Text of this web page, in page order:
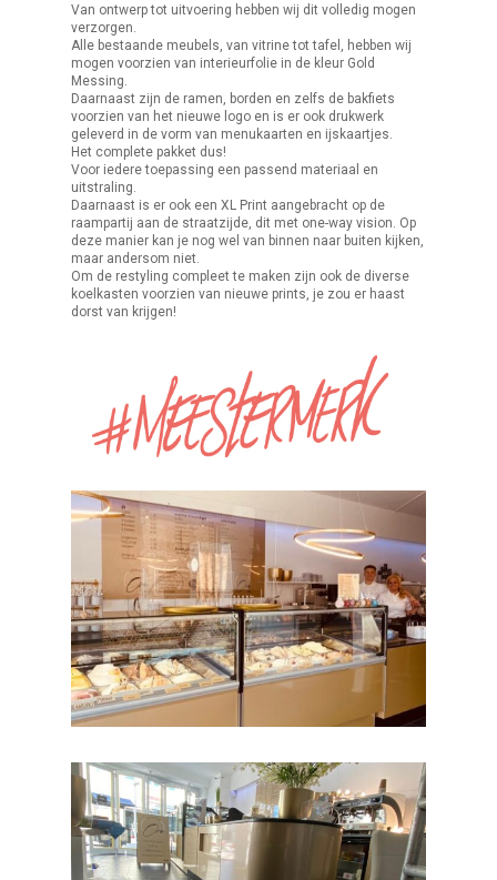
Van ontwerp tot uitvoering hebben wij dit volledig mogen
verzorgen.
Alle bestaande meubels, van vitrine tot tafel, hebben wij
mogen voorzien van interieurfolie in de kleur Gold
Messing.
Daarnaast zijn de ramen, borden en zelfs de bakfiets
voorzien van het nieuwe logo en is er ook drukwerk
geleverd in de vorm van menukaarten en ijskaartjes.
Het complete pakket dus!
Voor iedere toepassing een passend materiaal en
uitstraling.
Daarnaast is er ook een XL Print aangebracht op de
raampartij aan de straatzijde, dit met one-way vision. Op
deze manier kan je nog wel van binnen naar buiten kijken,
maar andersom niet.
Om de restyling compleet te maken zijn ook de diverse
koelkasten voorzien van nieuwe prints, je zou er haast
dorst van krijgen!